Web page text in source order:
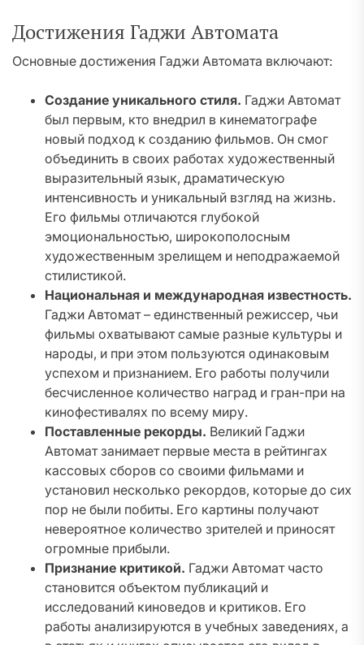
Достижения Гаджи Автомата
Основные достижения Гаджи Автомата включают:
Создание уникального стиля. Гаджи Автомат
был первым, кто внедрил в кинематографе
новый подход к созданию фильмов. Он смог
объединить в своих работах художественный
выразительный язык, драматическую
интенсивность и уникальный взгляд на жизнь.
Его фильмы отличаются глубокой
эмоциональностью, широкополосным
художественным зрелищем и неподражаемой
стилистикой.
Национальная и международная известность.
Гаджи Автомат – единственный режиссер, чьи
фильмы охватывают самые разные культуры и
народы, и при этом пользуются одинаковым
успехом и признанием. Его работы получили
бесчисленное количество наград и гран-при на
кинофестивалях по всему миру.
Поставленные рекорды. Великий Гаджи
Автомат занимает первые места в рейтингах
кассовых сборов со своими фильмами и
установил несколько рекордов, которые до сих
пор не были побиты. Его картины получают
невероятное количество зрителей и приносят
огромные прибыли.
Признание критикой. Гаджи Автомат часто
становится объектом публикаций и
исследований киноведов и критиков. Его
работы анализируются в учебных заведениях, а